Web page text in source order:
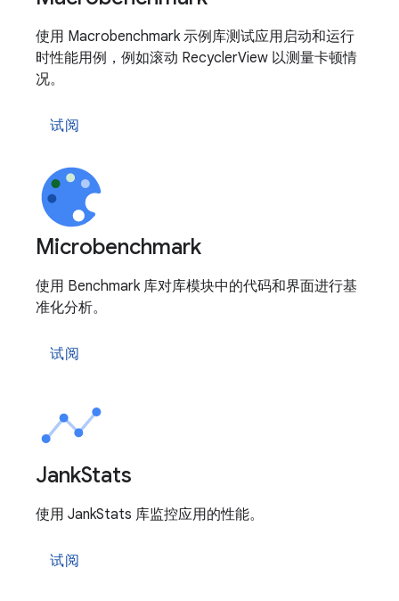
使用 Macrobenchmark 示例库测试应用启动和运行
时性能用例，例如滚动 RecyclerView 以测量卡顿情
况。
试阅
Microbenchmark
使用 Benchmark 库对库模块中的代码和界面进行基
准化分析。
试阅
JankStats
使用 JankStats 库监控应用的性能。
试阅